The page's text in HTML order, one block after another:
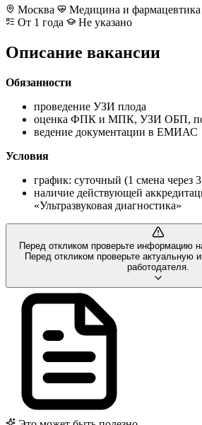
Москва Медицина и фармацевтика
От 1 года
Не указано
Описание вакансии
Обязанности
проведение УЗИ плода
оценка ФПК и МПК, УЗИ ОБП,
ведение документации в ЕМИАС
Условия
график: суточный (1 смена через
наличие действующей
«Ультразвуковая диагностика»
Перед откликом проверьте информацию
Перед откликом проверьте актуальную
работодателя.